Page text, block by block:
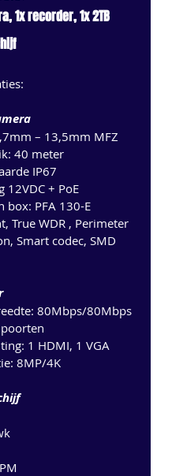
1x recorder, 1x 2TB
– 13,5mm MFZ
40 meter
IP67
12VDC + PoE
box: PFA 130-E
True WDR , Perimeter
Smart codec, SMD
80Mbps/80Mbps
poorten
1 HDMI, 1 VGA
8MP/4K